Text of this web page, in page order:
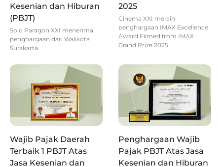
Kesenian dan Hiburan
(PBJT)
Solo Paragon XXI menerima
penghargaan dari Walikota
Surakarta
2025
Cinema XXI meraih
penghargaan IMAX Excellence
Award Filmed from IMAX
Grand Prize 2025.
Wajib Pajak Daerah
Terbaik 1 PBJT Atas
Jasa Kesenian dan
Penghargaan Wajib
Pajak PBJT Atas Jasa
Kesenian dan Hiburan